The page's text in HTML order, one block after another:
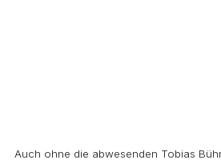
Auch ohne die abwesenden Tobias